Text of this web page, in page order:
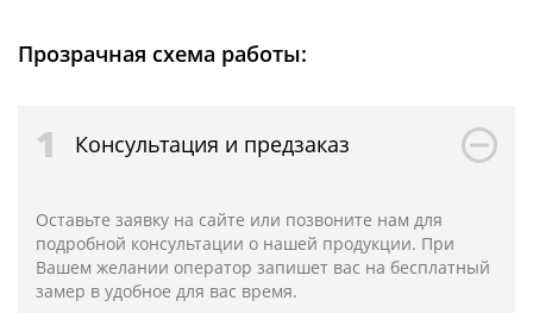
Прозрачная схема работы:
1 Консультация и предзаказ
Оставьте заявку на сайте или позвоните нам для
подробной консультации о нашей продукции. При
Вашем желании оператор запишет вас на бесплатный
замер в удобное для вас время.